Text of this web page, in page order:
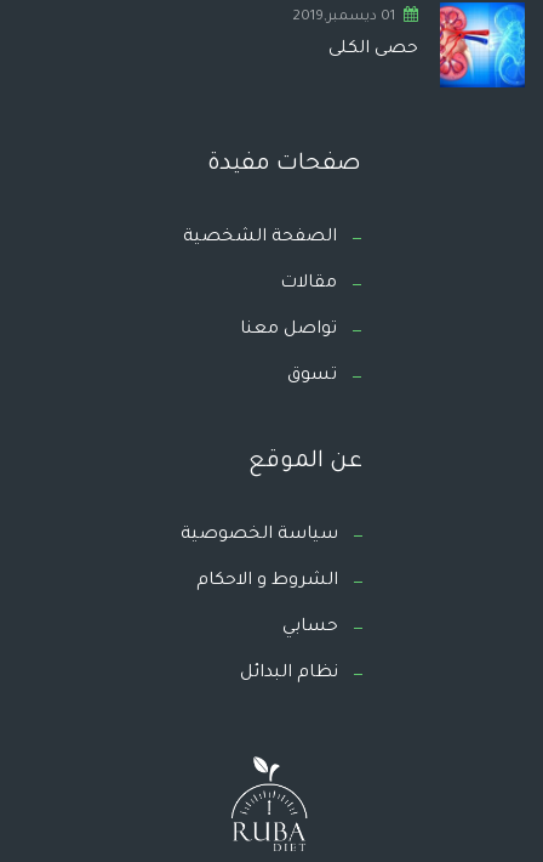
01 ديسمبر,2019
حصى الكلى
صفحات مفيدة
الصفحة الشخصية
مقالات
تواصل معنا
تسوق
عن الموقع
سياسة الخصوصية
الشروط و الاحكام
حسابي
نظام البدائل